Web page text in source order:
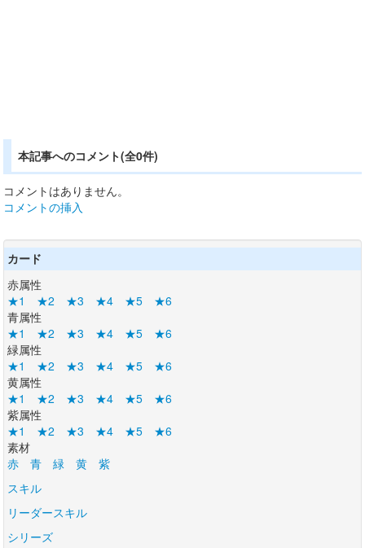
本記事へのコメント(全0件)
コメントはありません。
コメントの挿入
カード
赤属性
★1
★2 ★3 ★4 ★5
★6
青属性
★1
★2 ★3 ★4 ★5
★6
緑属性
★1
★2 ★3 ★4 ★5
★6
黄属性
★1
★2 ★3 ★4 ★5
★6
紫属性
★1
★2 ★3 ★4 ★5
★6
素材
赤
青 緑 黄
紫
スキル
リーダースキル
シリーズ